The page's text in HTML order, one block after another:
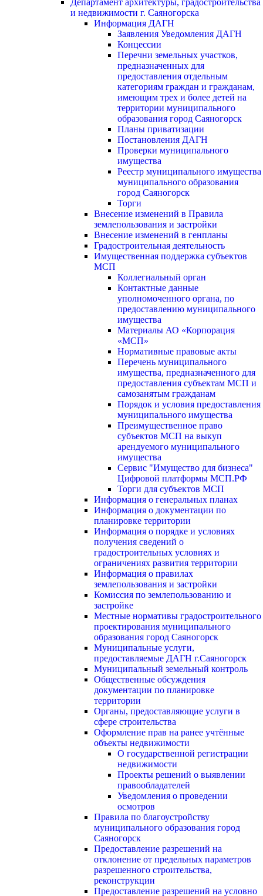
Департамент архитектуры, градостроительства
и недвижимости г. Саяногорска
Информация ДАГН
Заявления Уведомления ДАГН
Концессии
Перечни земельных участков,
предназначенных для
предоставления отдельным
категориям граждан и гражданам,
имеющим трех и более детей на
территории муниципального
образования город Саяногорск
Планы приватизации
Постановления ДАГН
Проверки муниципального
имущества
Реестр муниципального имущества
муниципального образования
город Саяногорск
Торги
Внесение изменений в Правила
землепользования и застройки
Внесение изменений в генпланы
Градостроительная деятельность
Имущественная поддержка субъектов
МСП
Коллегиальный орган
Контактные данные
уполномоченного органа, по
предоставлению муниципального
имущества
Материалы АО «Корпорация
«МСП»
Нормативные правовые акты
Перечень муниципального
имущества, предназначенного для
предоставления субъектам МСП и
самозанятым гражданам
Порядок и условия предоставления
муниципального имущества
Преимущественное право
субъектов МСП на выкуп
арендуемого муниципального
имущества
Сервис "Имущество для бизнеса"
Цифровой платформы МСП.РФ
Торги для субъектов МСП
Информация о генеральных планах
Информация о документации по
планировке территории
Информация о порядке и условиях
получения сведений о
градостроительных условиях и
ограничениях развития территории
Информация о правилах
землепользования и застройки
Комиссия по землепользованию и
застройке
Местные нормативы градостроительного
проектирования муниципального
образования город Саяногорск
Муниципальные услуги,
предоставляемые ДАГН г.Саяногорск
Муниципальный земельный контроль
Общественные обсуждения
документации по планировке
территории
Органы, предоставляющие услуги в
сфере строительства
Оформление прав на ранее учтённые
объекты недвижимости
О государственной регистрации
недвижимости
Проекты решений о выявлении
правообладателей
Уведомления о проведении
осмотров
Правила по благоустройству
муниципального образования город
Саяногорск
Предоставление разрешений на
отклонение от предельных параметров
разрешенного строительства,
реконструкции
Предоставление разрешений на условно